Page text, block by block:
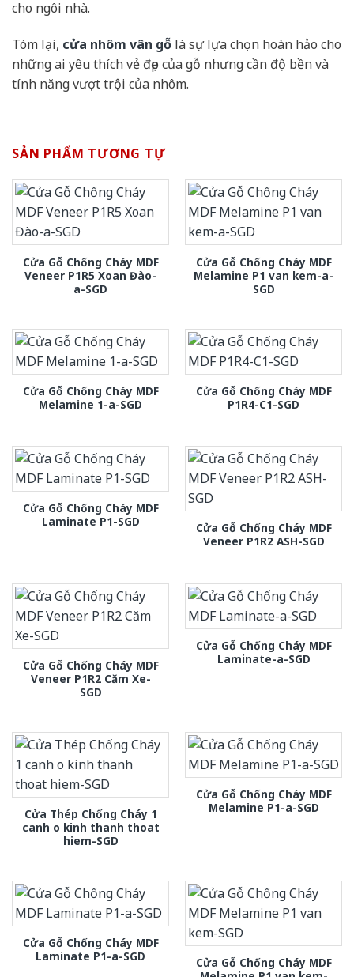
cho ngôi nhà.
Tóm lại, cửa nhôm vân gỗ là sự lựa chọn hoàn hảo cho
những ai yêu thích vẻ đẹp của gỗ nhưng cần độ bền và
tính năng vượt trội của nhôm.
SẢN PHẨM TƯƠNG TỰ
Cửa Gỗ Chống Cháy MDF
Veneer P1R5 Xoan Đào-
a-SGD
Cửa Gỗ Chống Cháy MDF
Melamine P1 van kem-a-
SGD
Cửa Gỗ Chống Cháy MDF
Melamine 1-a-SGD
Cửa Gỗ Chống Cháy MDF
P1R4-C1-SGD
Cửa Gỗ Chống Cháy MDF
Laminate P1-SGD
Cửa Gỗ Chống Cháy MDF
Veneer P1R2 ASH-SGD
Cửa Gỗ Chống Cháy MDF
Veneer P1R2 Căm Xe-
SGD
Cửa Gỗ Chống Cháy MDF
Laminate-a-SGD
Cửa Thép Chống Cháy 1
canh o kinh thanh thoat
hiem-SGD
Cửa Gỗ Chống Cháy MDF
Melamine P1-a-SGD
Cửa Gỗ Chống Cháy MDF
Laminate P1-a-SGD
Cửa Gỗ Chống Cháy MDF